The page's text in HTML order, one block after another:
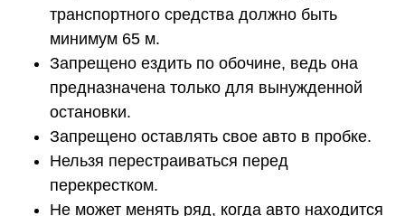
транспортного средства должно быть
минимум 65 м.
Запрещено ездить по обочине, ведь она
предназначена только для вынужденной
остановки.
Запрещено оставлять свое авто в пробке.
Нельзя перестраиваться перед
перекрестком.
Не может менять ряд, когда авто находится